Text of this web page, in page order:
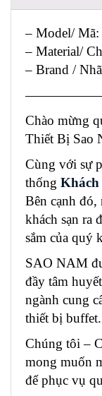
– Model/
– Material/
– Brand /
Chào mừng
Thiết Bị Sao
Cùng với sự
thống Khách
Bên cạnh
khách sạn ra
sắm của quý
SAO NAM
đầy tâm
ngành cung
thiết bị buffet.
Chúng tôi –
mong muốn
để phục vụ